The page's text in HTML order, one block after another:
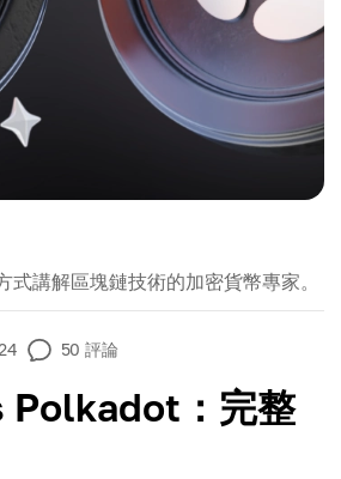
式講解區塊鏈技術的加密貨幣專家。
50 評論
Polkadot：完整